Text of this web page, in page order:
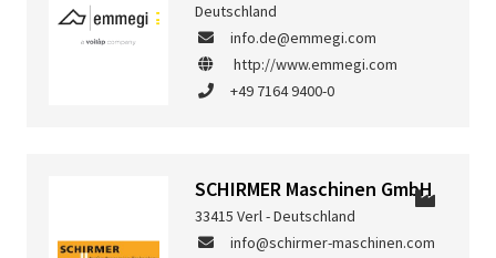
Deutschland
info.de@emmegi.com
http://www.emmegi.com
+49 7164 9400-0
SCHIRMER Maschinen GmbH
33415 Verl - Deutschland
info@schirmer-maschinen.com